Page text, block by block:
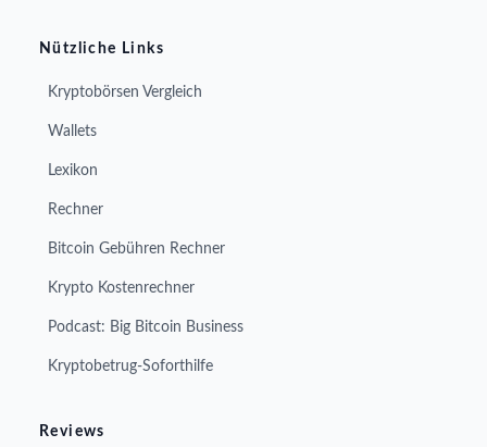
Nützliche Links
Kryptobörsen Vergleich
Wallets
Lexikon
Rechner
Bitcoin Gebühren Rechner
Krypto Kostenrechner
Podcast: Big Bitcoin Business
Kryptobetrug-Soforthilfe
Reviews